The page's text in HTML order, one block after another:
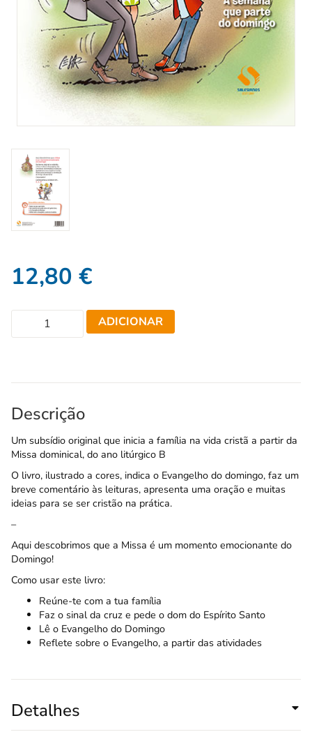
12,80 €
ADICIONAR
Descrição
Um subsídio original que inicia a família na vida cristã a partir da
Missa dominical, do ano litúrgico B
O livro, ilustrado a cores, indica o Evangelho do domingo, faz um
breve comentário às leituras, apresenta uma oração e muitas
ideias para se ser cristão na prática.
–
Aqui descobrimos que a Missa é um momento emocionante do
Domingo!
Como usar este livro:
Reúne-te com a tua família
Faz o sinal da cruz e pede o dom do Espírito Santo
Lê o Evangelho do Domingo
Reflete sobre o Evangelho, a partir das atividades
Detalhes